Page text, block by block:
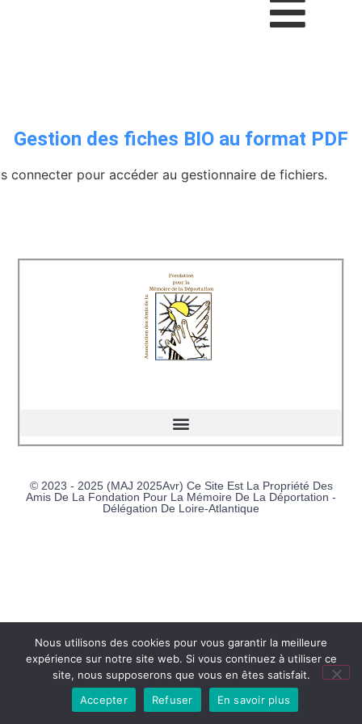
Gestion des fiches BIO au format PDF
connecter pour accéder au gestionnaire de fichiers.
© 2023 - 2025 (MAJ 2025Avr) Ce Site Est La Propriété Des
Amis De La Fondation Pour La Mémoire De La Déportation -
Délégation De Loire-Atlantique
Nous utilisons des cookies pour vous garantir la meilleure
expérience sur notre site web. Si vous continuez à utiliser ce
site, nous supposerons que vous en êtes satisfait.
Accepter
Refuser En savoir plus